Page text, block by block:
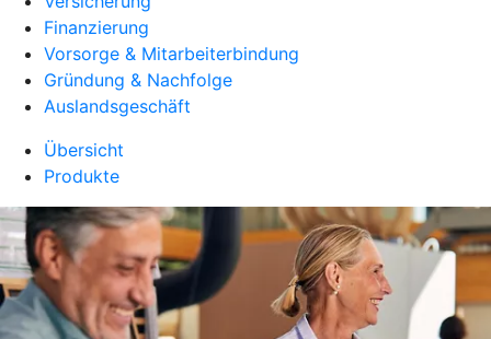
Finanzierung
Vorsorge & Mitarbeiterbindung
Gründung & Nachfolge
Auslandsgeschäft
Übersicht
Produkte